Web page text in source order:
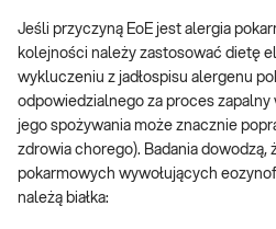
Jeśli przyczyną EoE jest alergia
kolejności należy zastosować dietę
wykluczeniu z jadłospisu alergenu
odpowiedzialnego za proces zapalny
jego spożywania może znacznie
zdrowia chorego). Badania dowodzą,
pokarmowych wywołujących
należą białka: